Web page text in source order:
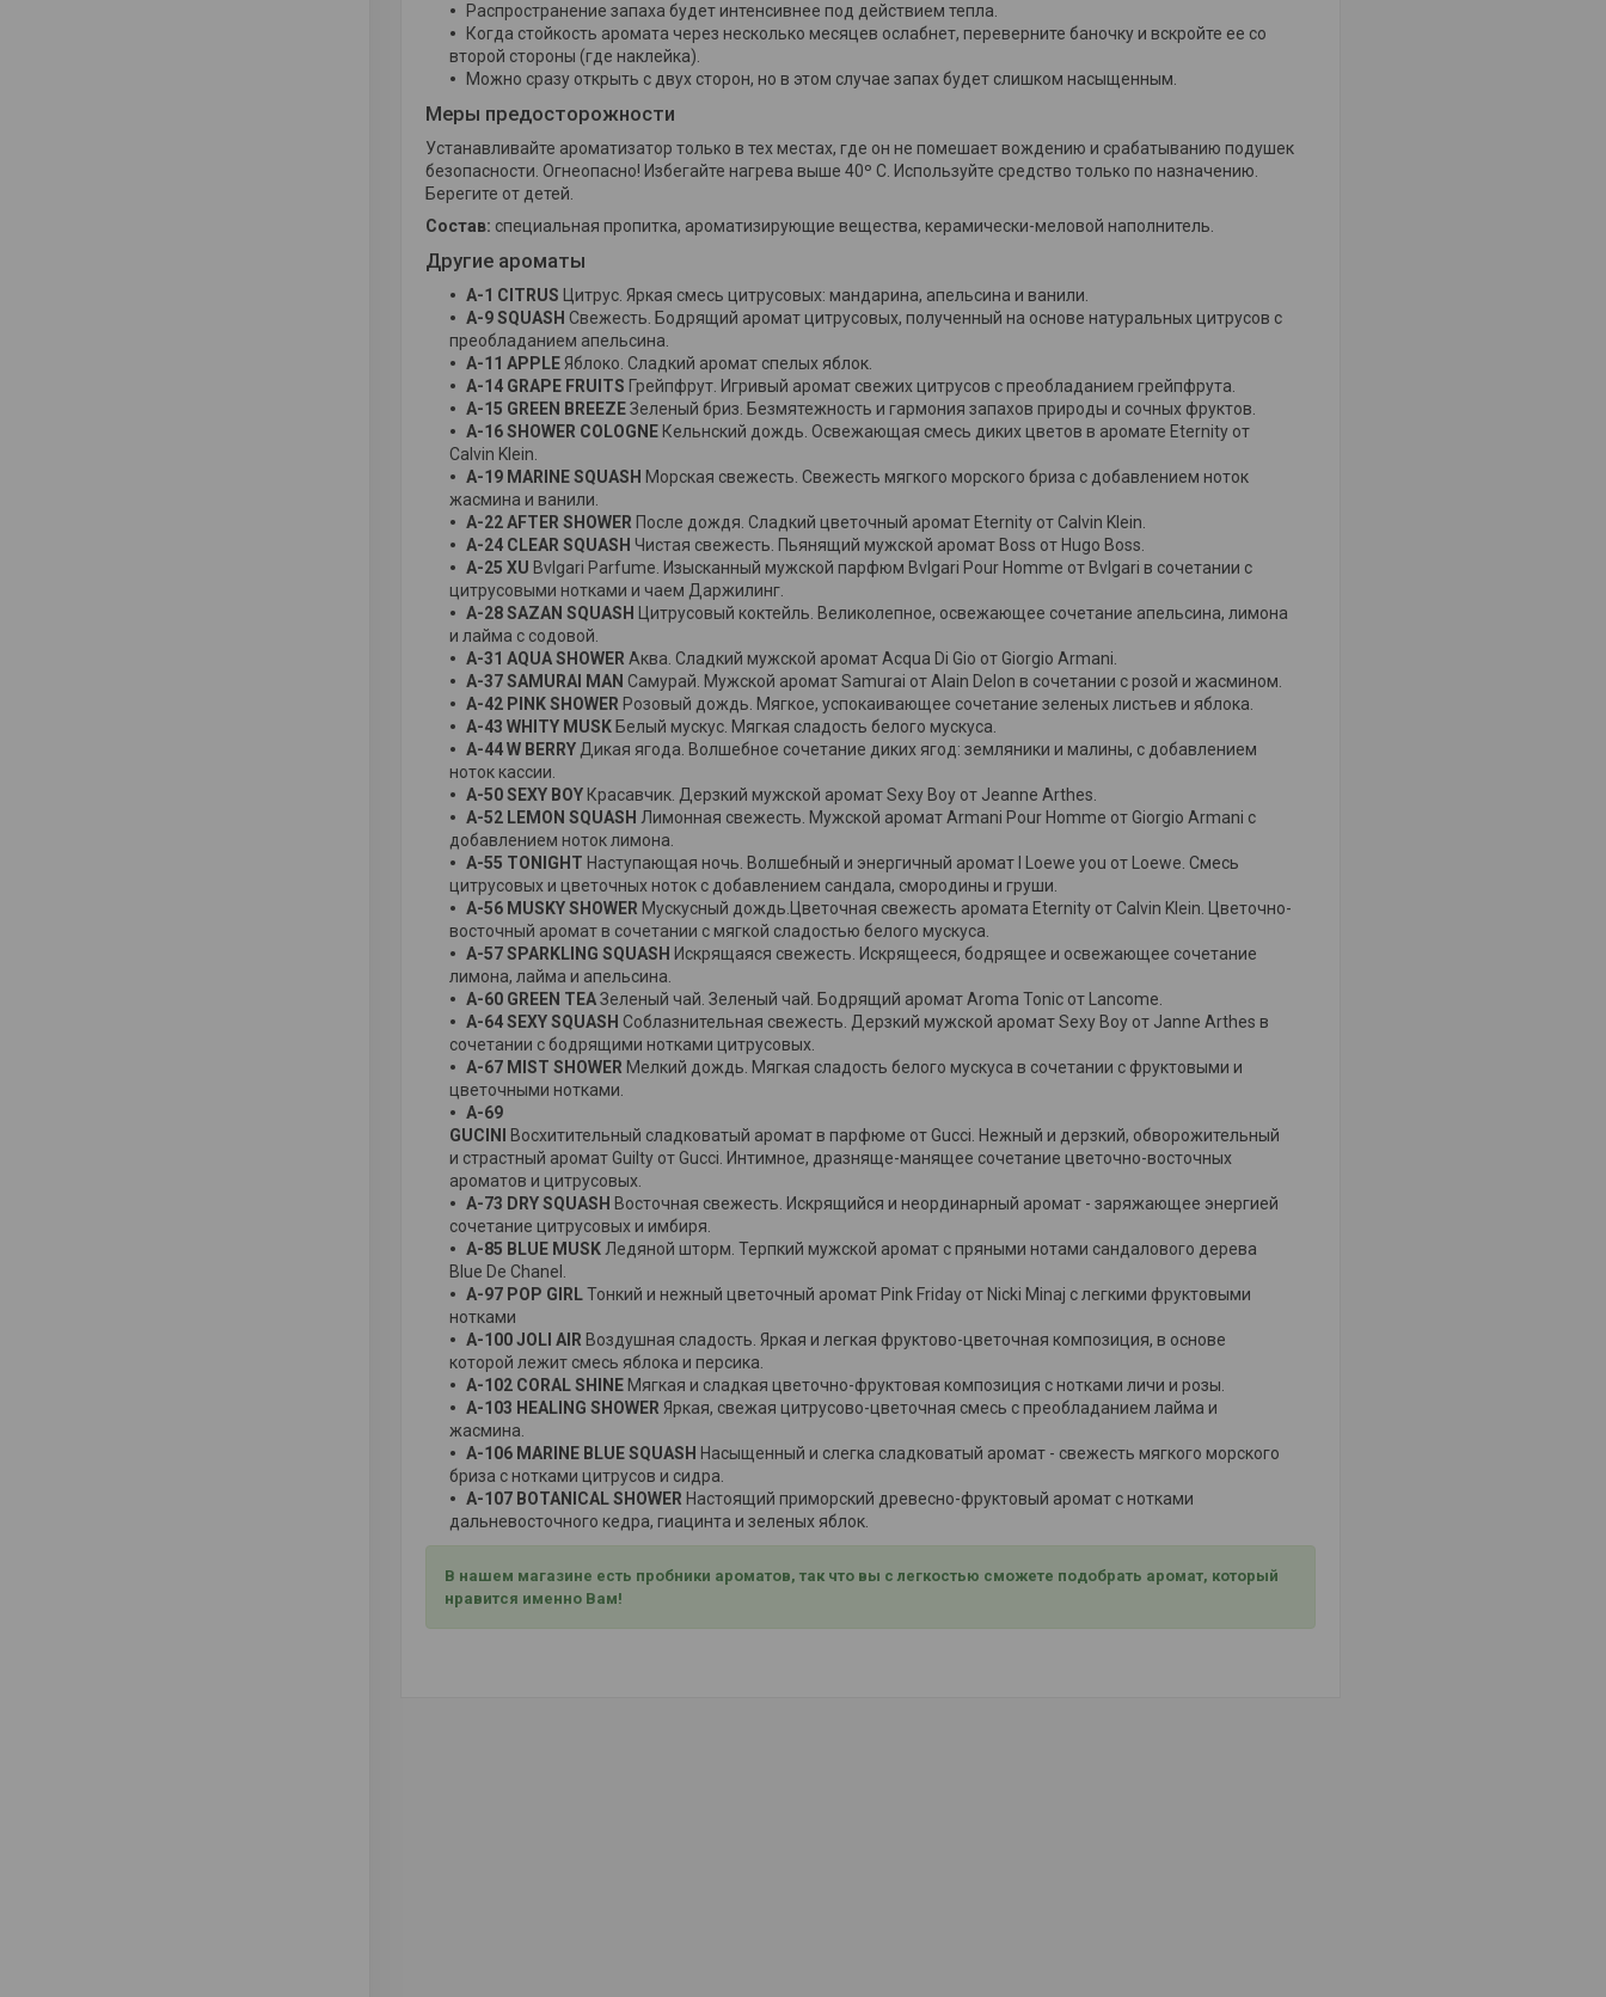
Распространение запаха будет интенсивнее под действием тепла.
Когда стойкость аромата через несколько месяцев ослабнет, переверните баночку и вскройте ее со
второй стороны (где наклейка).
Можно сразу открыть с двух сторон, но в этом случае запах будет слишком насыщенным.
Меры предосторожности
Устанавливайте ароматизатор только в тех местах, где он не помешает вождению и срабатыванию подушек
безопасности. Огнеопасно! Избегайте нагрева выше 40º С. Используйте средство только по назначению.
Берегите от детей.
Состав: специальная пропитка, ароматизирующие вещества, керамически-меловой наполнитель.
Другие ароматы
A-1 CITRUS Цитрус. Яркая смесь цитрусовых: мандарина, апельсина и ванили.
A-9 SQUASH Свежесть. Бодрящий аромат цитрусовых, полученный на основе натуральных цитрусов с
преобладанием апельсина.
A-11 APPLEЯблоко. Сладкий аромат спелых яблок.
A-14 GRAPE FRUITS Грейпфрут. Игривый аромат свежих цитрусов с преобладанием грейпфрута.
A-15 GREEN BREEZEЗеленый бриз. Безмятежность и гармония запахов природы и сочных фруктов.
A-16 SHOWER COLOGNE Кельнский дождь. Освежающая смесь диких цветов в аромате Eternity от
Calvin Klein.
A-19 MARINE SQUASH Морская свежесть. Свежесть мягкого морского бриза с добавлением ноток
жасмина и ванили.
A-22 AFTER SHOWER После дождя. Сладкий цветочный аромат Eternity от Calvin Klein.
A-24 CLEAR SQUASH Чистая свежесть. Пьянящий мужской аромат Boss от Hugo Boss.
A-25 XU Bvlgari Parfume. Изысканный мужской парфюм Bvlgari Pour Homme от Bvlgari в сочетании с
цитрусовыми нотками и чаем Даржилинг.
A-28 SAZAN SQUASH Цитрусовый коктейль. Великолепное, освежающее сочетание апельсина, лимона
и лайма с содовой.
A-31 AQUA SHOWER Аква. Сладкий мужской аромат Acqua Di Gio от Giorgio Armani.
A-37 SAMURAI MAN Самурай. Мужской аромат Samurai от Alain Delon в сочетании с розой и жасмином.
A-42 PINK SHOWER Розовый дождь. Мягкое, успокаивающее сочетание зеленых листьев и яблока.
A-43 WHITY MUSK Белый мускус. Мягкая сладость белого мускуса.
A-44 W BERRYДикая ягода. Волшебное сочетание диких ягод: земляники и малины, с добавлением
ноток кассии.
A-50 SEXY BOY Красавчик. Дерзкий мужской аромат Sexy Boy от Jeanne Arthes.
A-52 LEMON SQUASH Лимонная свежесть. Мужской аромат Armani Pour Homme от Giorgio Armani с
добавлением ноток лимона.
A-55 TONIGHT Наступающая ночь. Волшебный и энергичный аромат I Loewe you от Loewe. Cмесь
цитрусовых и цветочных ноток с добавлением сандала, смородины и груши.
A-56 MUSKY SHOWER Мускусный дождь.Цветочная свежесть аромата Eternity от Calvin Klein. Цветочно-
восточный аромат в сочетании с мягкой сладостью белого мускуса.
A-57 SPARKLING SQUASH Искрящаяся свежесть. Искрящееся, бодрящее и освежающее сочетание
лимона, лайма и апельсина.
A-60 GREEN TEAЗеленый чай. Зеленый чай. Бодрящий аромат Aroma Tonic от Lancome.
А-64 SEXY SQUASH Соблазнительная свежесть. Дерзкий мужской аромат Sexy Boy от Janne Arthes в
сочетании с бодрящими нотками цитрусовых.
A-67 MIST SHOWER Мелкий дождь. Мягкая сладость белого мускуса в сочетании с фруктовыми и
цветочными нотками.
А-69
GUCINI
Восхитительный сладковатый аромат в парфюме от Gucci. Нежный и дерзкий, обворожительный
и страстный аромат Guilty от Gucci. Интимное, дразняще-манящее сочетание цветочно-восточных
ароматов и цитрусовых.
A-73 DRY SQUASH Восточная свежесть. Искрящийся и неординарный аромат - заряжающее энергией
сочетание цитрусовых и имбиря.
A-85 BLUE MUSKЛедяной шторм. Терпкий мужской аромат с пряными нотами сандалового дерева
Blue De Chanel.
A-97 POP GIRLТонкий и нежный цветочный аромат Pink Friday от Nicki Minaj с легкими фруктовыми
нотками
A-100 JOLI AIR Воздушная сладость. Яркая и легкая фруктово-цветочная композиция, в основе
которой лежит смесь яблока и персика.
A-102 CORAL SHINE Мягкая и сладкая цветочно-фруктовая композиция с нотками личи и розы.
A-103 HEALING SHOWER Яркая, свежая цитрусово-цветочная смесь с преобладанием лайма и
жасмина.
A-106 MARINE BLUE SQUASH Насыщенный и слегка сладковатый аромат - свежесть мягкого морского
бриза с нотками цитрусов и сидра.
A-107 BOTANICAL SHOWER Настоящий приморский древесно-фруктовый аромат с нотками
дальневосточного кедра, гиацинта и зеленых яблок.
В нашем магазине есть пробники ароматов, так что вы с легкостью сможете подобрать аромат, который
нравится именно Вам!